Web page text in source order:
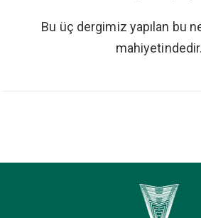
Bu üç dergimiz yapılan bu
mahiyetindedir.